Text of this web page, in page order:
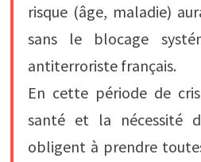
risque (âge, maladie)
sans le blocage
antiterroriste français.
En cette période de
santé et la nécessité
obligent à prendre